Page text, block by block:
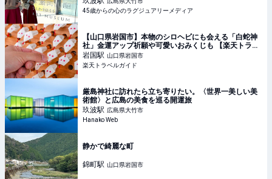
45歳からの心のラグジュアリーメディア
【山口県岩国市】本物のシロヘビにも会える「白蛇神
社」金運アップ祈願や可愛いおみくじも 【楽天トラベ
ル】
岩国駅 山口県岩国市
楽天トラベルガイド
厳島神社に訪れたら立ち寄りたい。〈世界一美しい美
術館〉と広島の美食を巡る開運旅
玖波駅 広島県大竹市
Hanako Web
静かで綺麗な町
錦町駅 山口県岩国市